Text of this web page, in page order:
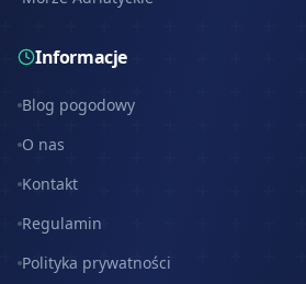
Informacje
Blog pogodowy
O nas
Kontakt
Regulamin
Polityka prywatności